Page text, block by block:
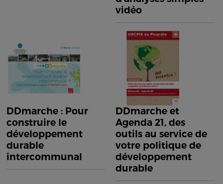
vidéo
DDmarche : Pour
construire le
développement
durable
intercommunal
DDmarche et
Agenda 21, des
outils au service de
votre politique de
développement
durable